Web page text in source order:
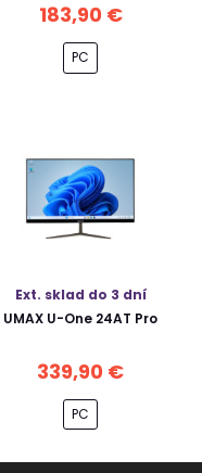
183,90 €
PC
Ext. sklad do 3 dní
UMAX U-One 24AT Pro
339,90 €
PC